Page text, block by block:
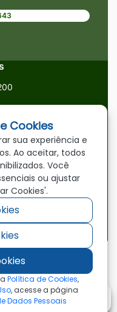
MT, 78870-000
Paranatinga - MT
Cookies
sua experiência e
Ao aceitar, todos
Você
ou ajustar
Cookies'.
Política de Cookies,
, acesse a página
Dados Pessoais